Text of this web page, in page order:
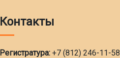
Контакты
Регистратура: +7 (812) 246-11-58